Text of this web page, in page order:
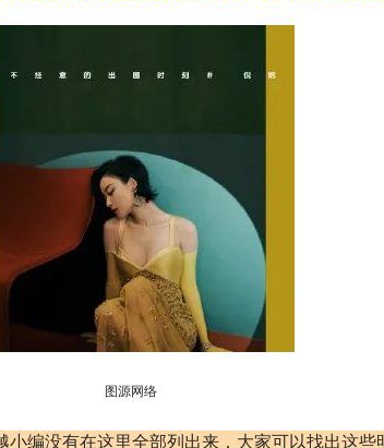
图源网络
编没有在这里全部列出来，大家可以找出这